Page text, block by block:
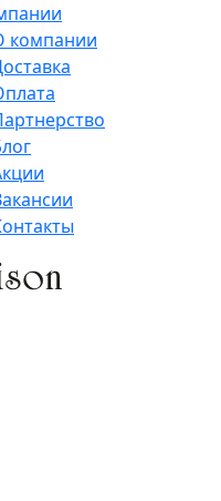
компании